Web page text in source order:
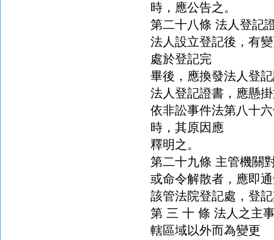
時，應公告之。
第二十八條 法人登記
法人設立登記後，有
處於登記完
畢後，應換發法人登
法人登記證書，應懸
依非訟事件法第八十
時，其原因應
釋明之。
第二十九條 主管機關
或命令解散者，應即
該管法院登記處，登
第 三 十 條 法人之主
轄區域以外而為變更